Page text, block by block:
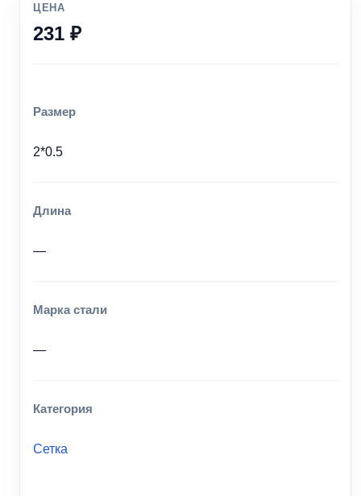
ЦЕНА
231 ₽
Размер
2*0.5
Длина
—
Марка стали
—
Категория
Сетка